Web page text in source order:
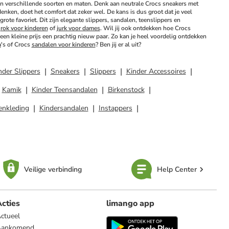
verschillende soorten en maten. Denk aan neutrale Crocs sneakers met
doet het comfort dat zeker wel. De kans is dus groot dat je veel
favoriet. Dit zijn elegante slippers, sandalen, teenslippers en
rok voor kinderen of jurk voor dames. Wil jij ook ontdekken hoe Crocs
kleine prijs een prachtig nieuw paar. Zo kan je heel voordelig ontdekken
's of Crocs sandalen voor kinderen? Ben jij er al uit?
Slippers Sneakers Slippers
Kinder Accessoires
Kamik
Kinder Teensandalen
Birkenstock
Kindersandalen Instappers
Veilige verbinding Help Center
limango app